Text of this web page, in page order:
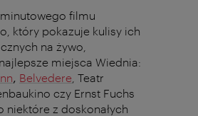
filmu
który pokazuje kulisy ich
na żywo,
miejsca Wiednia:
Belvedere , Teatr
czy Ernst Fuchs
niektóre z doskonałych